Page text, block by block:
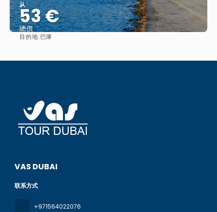
从
53 €
總價
目的地:巴庫
VAS DUBAI
联系方式
+971564022076